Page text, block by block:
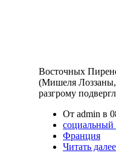
Восточных
(Мишеля Лоззаны,
разгрому
От admin в
социальный
Франция
Читать далее